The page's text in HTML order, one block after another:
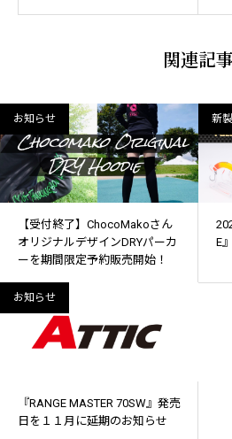
関連記事
お知らせ
【受付終了】ChocoMakoさん
オリジナルデザインDRYパーカ
ーを期間限定予約販売開始！
新
E
お知らせ
『RANGE MASTER 70SW』発売
日を１１月に延期のお知らせ